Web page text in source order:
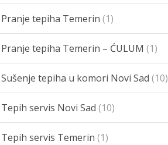
Pranje tepiha Temerin (1)
Pranje tepiha Temerin – ĆULUM (1)
Sušenje tepiha u komori Novi Sad (10)
Tepih servis Novi Sad (10)
Tepih servis Temerin (1)